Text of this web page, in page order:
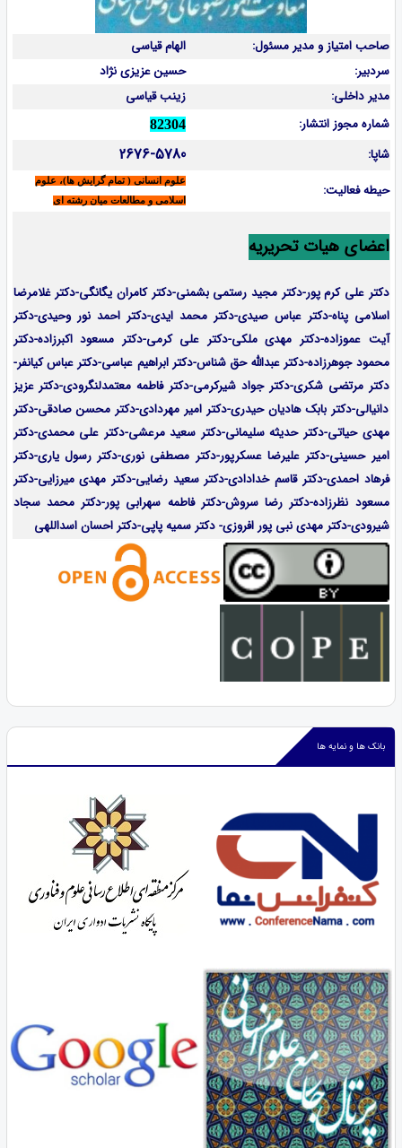
صاحب امتیاز و مدیر مسئول:
الهام قیاسی
سردبیر:
حسین عزیزی نژاد
مدیر داخلی:
زینب قیاسی
شماره مجوز انتشار:
82304
شاپا: 2676-5780
حیطه فعالیت:
علوم انسانی ( تمام گرایش ها)، علوم
اسلامی و مطالعات میان رشته ای
اعضای هیات تحریریه
دکتر علی کرم پور-دکتر مجید رستمی بشمنی-دکتر کامران یگانگی-دکتر غلامرضا
اسلامی پناه-دکتر عباس صیدی-دکتر محمد ایدی-دکتر احمد نور وحیدی-دکتر
آیت عموزاده-دکتر مهدی ملکی-دکتر علی کرمی-دکتر مسعود اکبرزاده-دکتر
محمود جوهرزاده-دکتر عبدالله حق شناس-دکتر ابراهیم عباسی-دکتر عباس کیانفر-
دکتر مرتضی شکری-دکتر جواد شیرکرمی-دکتر فاطمه معتمدلنگرودی-دکتر عزیز
دانیالی-دکتر بابک هادیان حیدری-دکتر امیر مهردادی-دکتر محسن صادقی-دکتر
مهدی حیاتی-دکتر حدیثه سلیمانی-دکتر سعید مرعشی-دکتر علی محمدی-دکتر
امیر حسینی-دکتر علیرضا عسکرپور-دکتر مصطفی نوری-دکتر رسول یاری-دکتر
فرهاد احمدی-دکتر قاسم خدادادی-دکتر سعید رضایی-دکتر مهدی میرزایی-دکتر
مسعود نظرزاده-دکتر رضا سروش-دکتر فاطمه سهرابی پور-دکتر محمد سجاد
شیرودی-دکتر مهدی نبی پور افروزی- دکتر سمیه پاپی-دکتر احسان اسداللهی
بانک ها و نمایه ها